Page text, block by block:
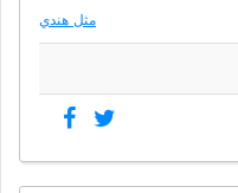
مثل هندي